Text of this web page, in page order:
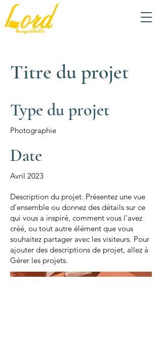
Titre du projet
Type du projet
Photographie
Date
Avril 2023
Description du projet. Présentez une vue
d'ensemble ou donnez des détails sur ce
qui vous a inspiré, comment vous l'avez
créé, ou tout autre élément que vous
souhaitez partager avec les visiteurs. Pour
ajouter des descriptions de projet, allez à
Gérer les projets.